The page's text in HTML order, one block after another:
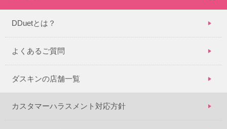
DDuetとは？
よくあるご質問
ダスキンの店舗一覧
カスタマーハラスメント対応方針